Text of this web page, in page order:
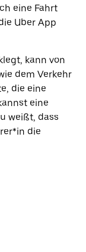
eine Fahrt
Uber App
kann von
dem Verkehr
die eine
eine
weißt, dass
die